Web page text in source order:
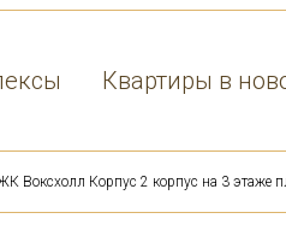
Квартиры в
Воксхолл Корпус 2 корпус на 3 этаже